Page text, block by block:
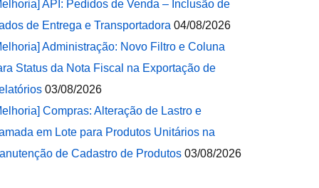
API: Pedidos de Venda – Inclusão de
de Entrega e Transportadora 04/08/2026
Administração: Novo Filtro e Coluna
Status da Nota Fiscal na Exportação de
03/08/2026
Compras: Alteração de Lastro e
em Lote para Produtos Unitários na
de Cadastro de Produtos 03/08/2026